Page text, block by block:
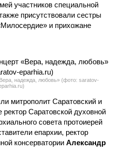
участников специальной
присутствовали сестры
и прихожане
надежда, любовь» (фото: saratov-
митрополит Саратовский и
ректор Саратовской духовной
совета протоиерей
епархии, ректор
консерватории Александр